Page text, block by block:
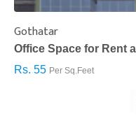
Gothatar
Office Space for Rent
Rs. 55 Per Sq.Feet